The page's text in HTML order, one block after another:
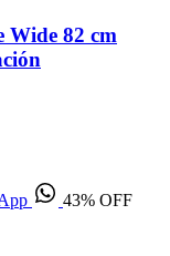
Wide 82 cm
43% OFF